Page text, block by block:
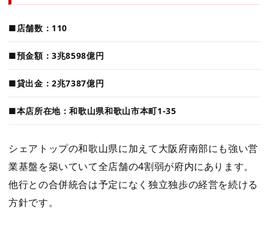
■店舗数：110
■預金額：3兆8598億円
■貸出金：2兆7387億円
■本店所在地：和歌山県和歌山市本町1-35
シェアトップの和歌山県に加えて大阪府南部にも強い営
業基盤を築いていて全店舗の4割弱が府内にあります。
他行との合併統合は予定になく独立独歩の経営を続ける
方針です。